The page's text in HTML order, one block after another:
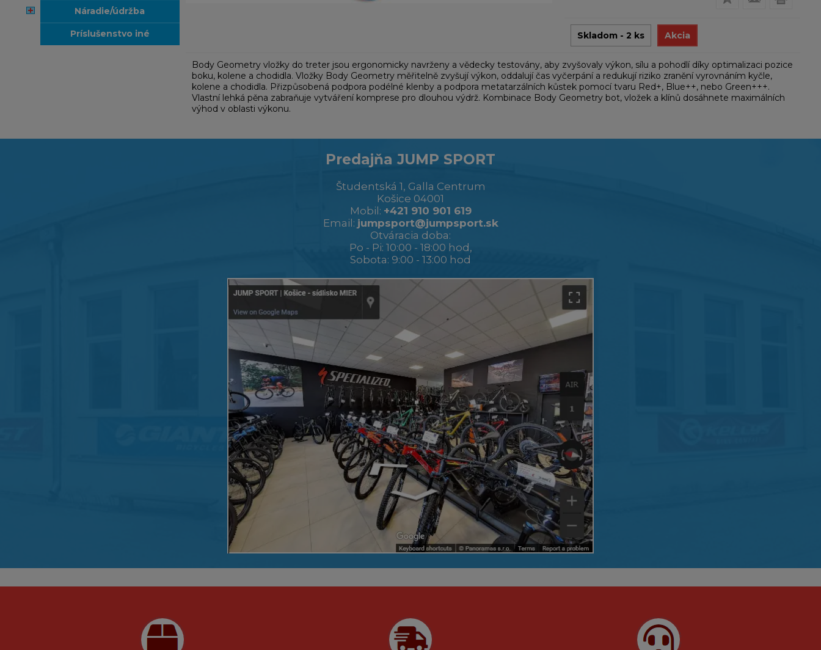
náradie/údržba
príslušenstvo iné Skladom - 2 ks Akcia
Body Geometry vložky do treter jsou ergonomicky navrženy a vědecky testovány, aby zvyšovaly výkon, sílu a pohodlí díky optimalizaci pozice
boku, kolene a chodidla. Vložky Body Geometry měřitelně zvyšují výkon, oddalují čas vyčerpání a redukují riziko zranění vyrovnáním kyčle,
kolene a chodidla. Přizpůsobená podpora podélné klenby a podpora metatarzálních kůstek pomocí tvaru Red+, Blue++, nebo Green+++.
Vlastní lehká pěna zabraňuje vytváření komprese pro dlouhou výdrž. Kombinace Body Geometry bot, vložek a klínů dosáhnete maximálních
výhod v oblasti výkonu.
Predajňa JUMP SPORT
Študentská 1, Galla Centrum
Košice 04001
Mobil: +421 910 901 619
Email: jumpsport@jumpsport.sk
Otváracia doba:
Po - Pi: 10:00 - 18:00 hod,
Sobota: 9:00 - 13:00 hod